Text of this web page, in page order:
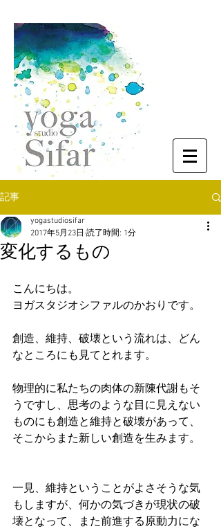
記事
変化するもの
yogastudiosifar
2017年5月23日 読了時間: 1分
こんにちは。
ヨガスタジオシファルのかおりです。
創造、維持、破壊という流れは、どん
なところにも見てとれます。
物理的に私たちの肉体の新陳代謝もそ
うですし、思考のような目に見えない
ものにも創造と維持と破壊があって、
そこからまた新しい創造を生みます。
一見、維持ということがよさそうな気
もしますが、何かの気づきが現状の破
壊となって、また前進する原動力にな